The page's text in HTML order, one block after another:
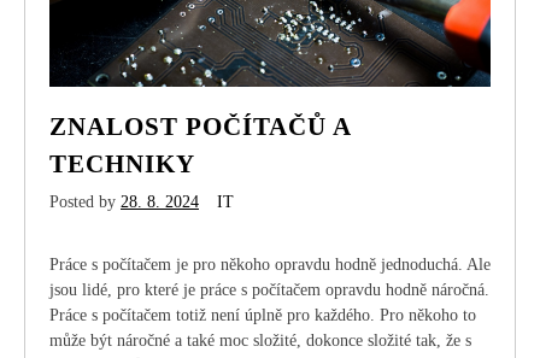
ZNALOST POČÍTAČŮ A
TECHNIKY
Posted by 28. 8. 2024 IT
Práce s počítačem je pro někoho opravdu hodně jednoduchá. Ale
jsou lidé, pro které je práce s počítačem opravdu hodně náročná.
Práce s počítačem totiž není úplně pro každého. Pro někoho to
může být náročné a také moc složité, dokonce složité tak, že s